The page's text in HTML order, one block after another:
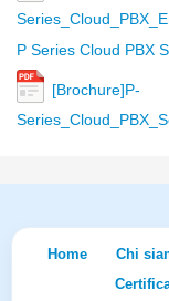
P Series Cloud PBX
[Brochure]P-
Home Chi